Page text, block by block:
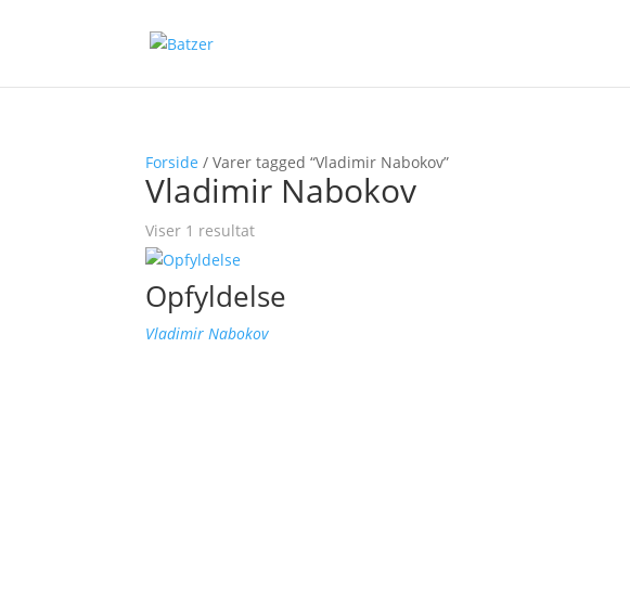
Forside / Varer tagged “Vladimir Nabokov”
Vladimir Nabokov
Viser 1 resultat
Opfyldelse
Vladimir Nabokov